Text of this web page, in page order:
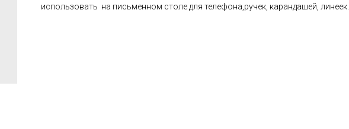
использовать на письменном столе для телефона,ручек, карандашей, линеек.